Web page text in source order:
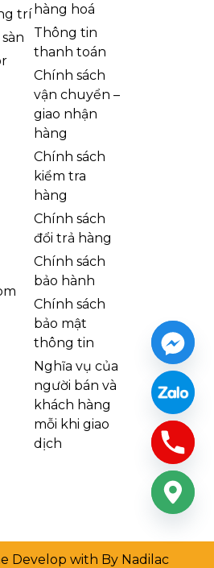
trí hàng hoá
Thông tin
thanh toán
Chính sách
vận chuyển –
giao nhận
hàng
Chính sách
kiểm tra
hàng
Chính sách
đổi trả hàng
Chính sách
bảo hành
Chính sách
bảo mật
thông tin
Nghĩa vụ của
người bán và
khách hàng
mỗi khi giao
dịch
Develop with By Nadilac